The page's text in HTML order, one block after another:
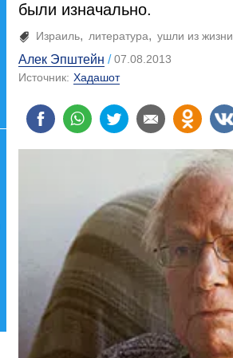
были изначально.
Израиль литература ушли из жизни
Алек Эпштейн
07.08.2013
Источник: Хадашот